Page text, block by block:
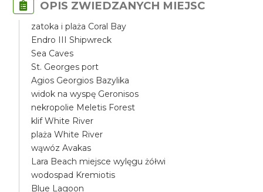
OPIS ZWIEDZANYCH MIEJSC
zatoka i plaża Coral Bay
Endro III Shipwreck
Sea Caves
St. Georges port
Agios Georgios Bazylika
widok na wyspę Geronisos
nekropolie Meletis Forest
klif White River
plaża White River
wąwóz Avakas
Lara Beach miejsce wylęgu żółwi
wodospad Kremiotis
Blue Lagoon